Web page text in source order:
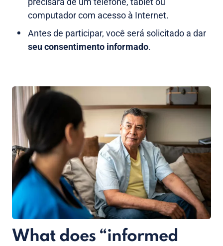
computador com acesso à Internet.
Antes de participar, você será solicitado a dar
seu consentimento informado.
What does “informed